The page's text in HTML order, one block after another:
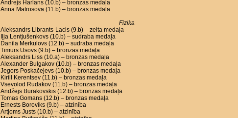
Andrejs Harlans (10.b) – bronzas medaļa
Anna Matrosova (11.b) – bronzas medaļa
Fizika
Aleksandrs Librants-Lacis (9.b) – zelta medaļa
Iļja Lentjušenkovs (10.b) – sudraba medaļa
Daņila Merkulovs (12.b) – sudraba medaļa
Timurs Usovs (9.b) – bronzas medaļa
Aleksandrs Liss (10.a) – bronzas medaļa
Alexander Bulgakov (10.b) – bronzas medaļa
Jegors Poskačejevs (10.b) – bronzas medaļa
Kirill Kerentsev (11.b) – bronzas medaļa
Vsevolod Rudakov (11.b) – bronzas medaļa
Andžejs Burakovskis (12.b) – bronzas medaļa
Tomas Gomans (12.b) – bronzas medaļa
Ernests Boroviks (9.b) – atzinība
Artjoms Justs (10.b) – atzinība